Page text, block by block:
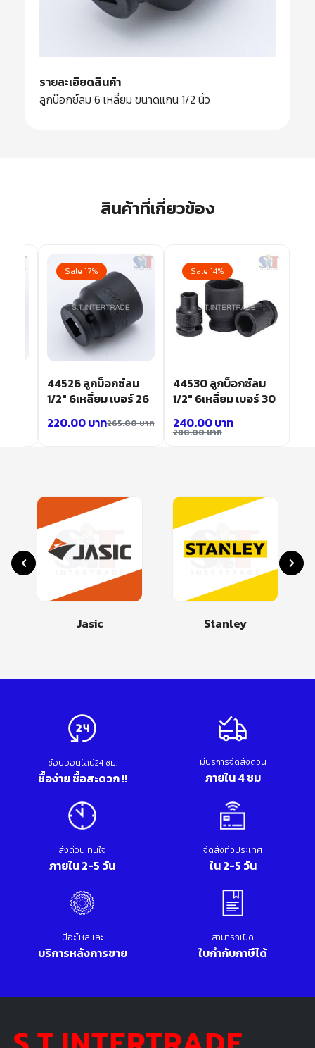
รายละเอียดสินค้า
ลูกบ๊อกซ์ลม 6 เหลี่ยม ขนาดแกน 1/2 นิ้ว
สินค้าที่เกี่ยวข้อง
Sale 17%
44526 ลูกบ็อกซ์ลม
1/2″ 6เหลี่ยม เบอร์ 26
265.00บาท
220.00บาท
Sale 14%
44530 ลูกบ็อกซ์ลม
1/2″ 6เหลี่ยม เบอร์ 30
280.00บาท
240.00บาท
Jasic Stanley
ช้อปออนไลน์24 ชม.
ซื้อง่าย ซื้อสะดวก !!
มีบริการจัดส่งด่วน
ภายใน 4 ชม
ส่งด่วน ทันใจ
ภายใน 2-5 วัน
จัดส่งทั่วประเทศ
ใน 2-5 วัน
มีอะไหล่และ
บริการหลังการขาย
สามารถเปิด
ใบกำกับภาษีได้